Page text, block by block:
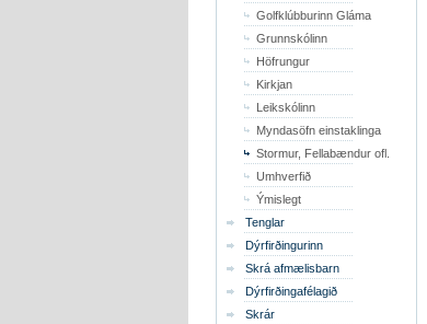
Golfklúbburinn Gláma
Grunnskólinn
Höfrungur
Kirkjan
Leikskólinn
Myndasöfn einstaklinga
Stormur, Fellabændur ofl.
Umhverfið
Ýmislegt
Tenglar
Dýrfirðingurinn
Skrá afmælisbarn
Dýrfirðingafélagið
Skrár